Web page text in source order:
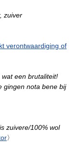
zuiver
verontwaardiging of
wat een brutaliteit!
gingen nota bene bij
zuivere/100% wol
〉